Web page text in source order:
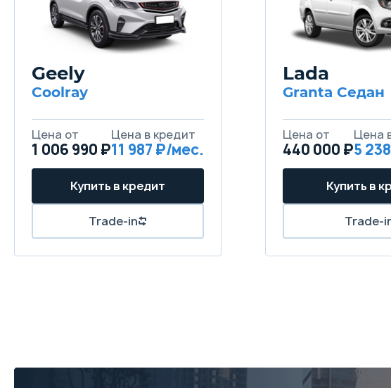
Geely
Coolray
1 006 990 ₽11 987
Lada
Granta Седан
440 000 ₽5 238